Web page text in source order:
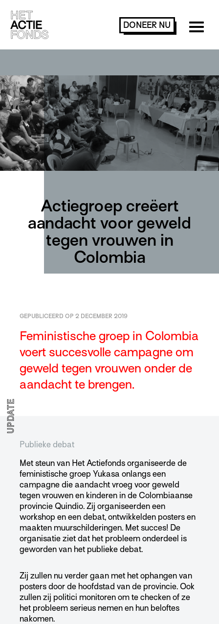
DONEER NU
Actiegroep creëert
aandacht voor geweld
tegen vrouwen in
Colombia
GEPUBLICEERD OP 2 DECEMBER 2019
Feministische groep in Colombia
voert succesvolle campagne om
geweld tegen vrouwen onder de
aandacht te brengen.
UPDATE
Publieke debat
Met steun van Het Actiefonds organiseerde de
feministische groep Yukasa onlangs een
campagne die aandacht vroeg voor geweld
tegen vrouwen en kinderen in de Colombiaanse
provincie Quindio. Zij organiseerden een
workshop en een debat, ontwikkelden posters en
maakten muurschilderingen. Met succes! De
organisatie ziet dat het probleem onderdeel is
geworden van het publieke debat.
Zij zullen nu verder gaan met het ophangen van
posters door de hoofdstad van de provincie. Ook
zullen zij politici monitoren om te checken of ze
het probleem serieus nemen en hun beloftes
nakomen.